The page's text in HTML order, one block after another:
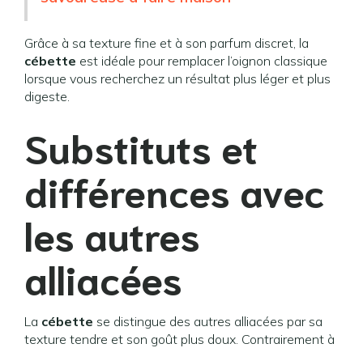
Grâce à sa texture fine et à son parfum discret, la
cébette est idéale pour remplacer l’oignon classique
lorsque vous recherchez un résultat plus léger et plus
digeste.
Substituts et
différences avec
les autres
alliacées
La cébette se distingue des autres alliacées par sa
texture tendre et son goût plus doux. Contrairement à